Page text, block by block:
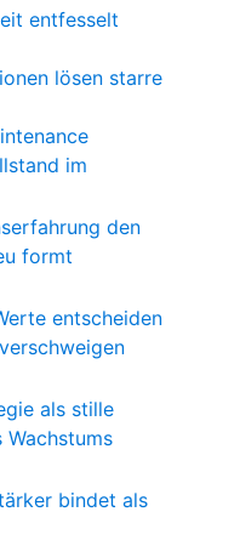
entfesselt
lösen starre
im
den
formt
entscheiden
als stille
bindet als